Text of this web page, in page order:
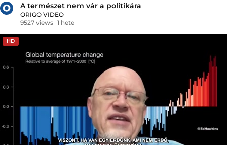
A természet nem vár a politikára
ORIGO VIDEO
9527 views 1 hete
HD